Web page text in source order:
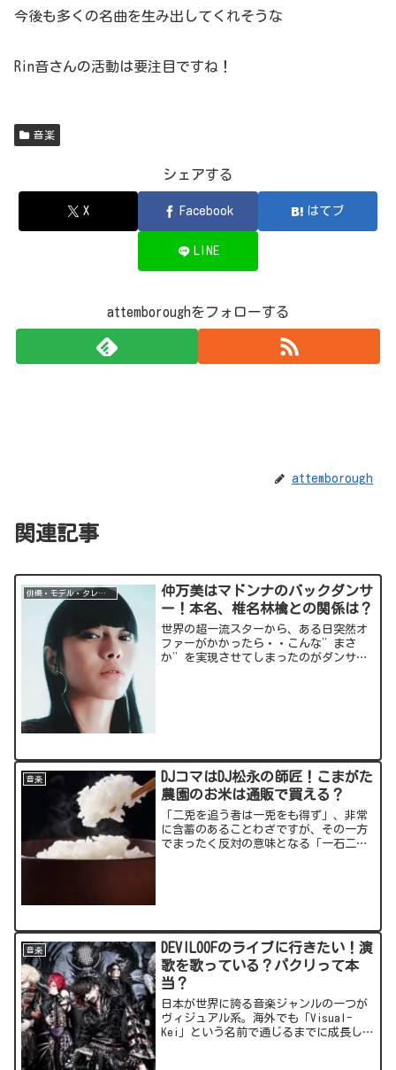
今後も多くの名曲を生み出してくれそうな
Rin音さんの活動は要注目ですね！
音楽
シェアする
X Facebook はてブ
LINE
attemboroughをフォローする
attemborough
関連記事
俳優・モデル・タレント
仲万美はマドンナのバックダンサ
ー！本名、椎名林檎との関係は？
世界の超一流スターから、ある日突然オ
ファーがかかったら・・こんな”まさ
か”を実現させてしまったのがダンサ
音楽
DJコマはDJ松永の師匠！こまがた
農園のお米は通販で買える？
「二兎を追う者は一兎をも得ず」、非常
に含蓄のあることわざですが、その一方
でまったく反対の意味となる「一石二
音楽
DEVILOOFのライブに行きたい！演
歌を歌っている？パクリって本
当？
日本が世界に誇る音楽ジャンルの一つが
ヴィジュアル系。海外でも「Visual-
Kei」という名前で通じるまでに成長しま